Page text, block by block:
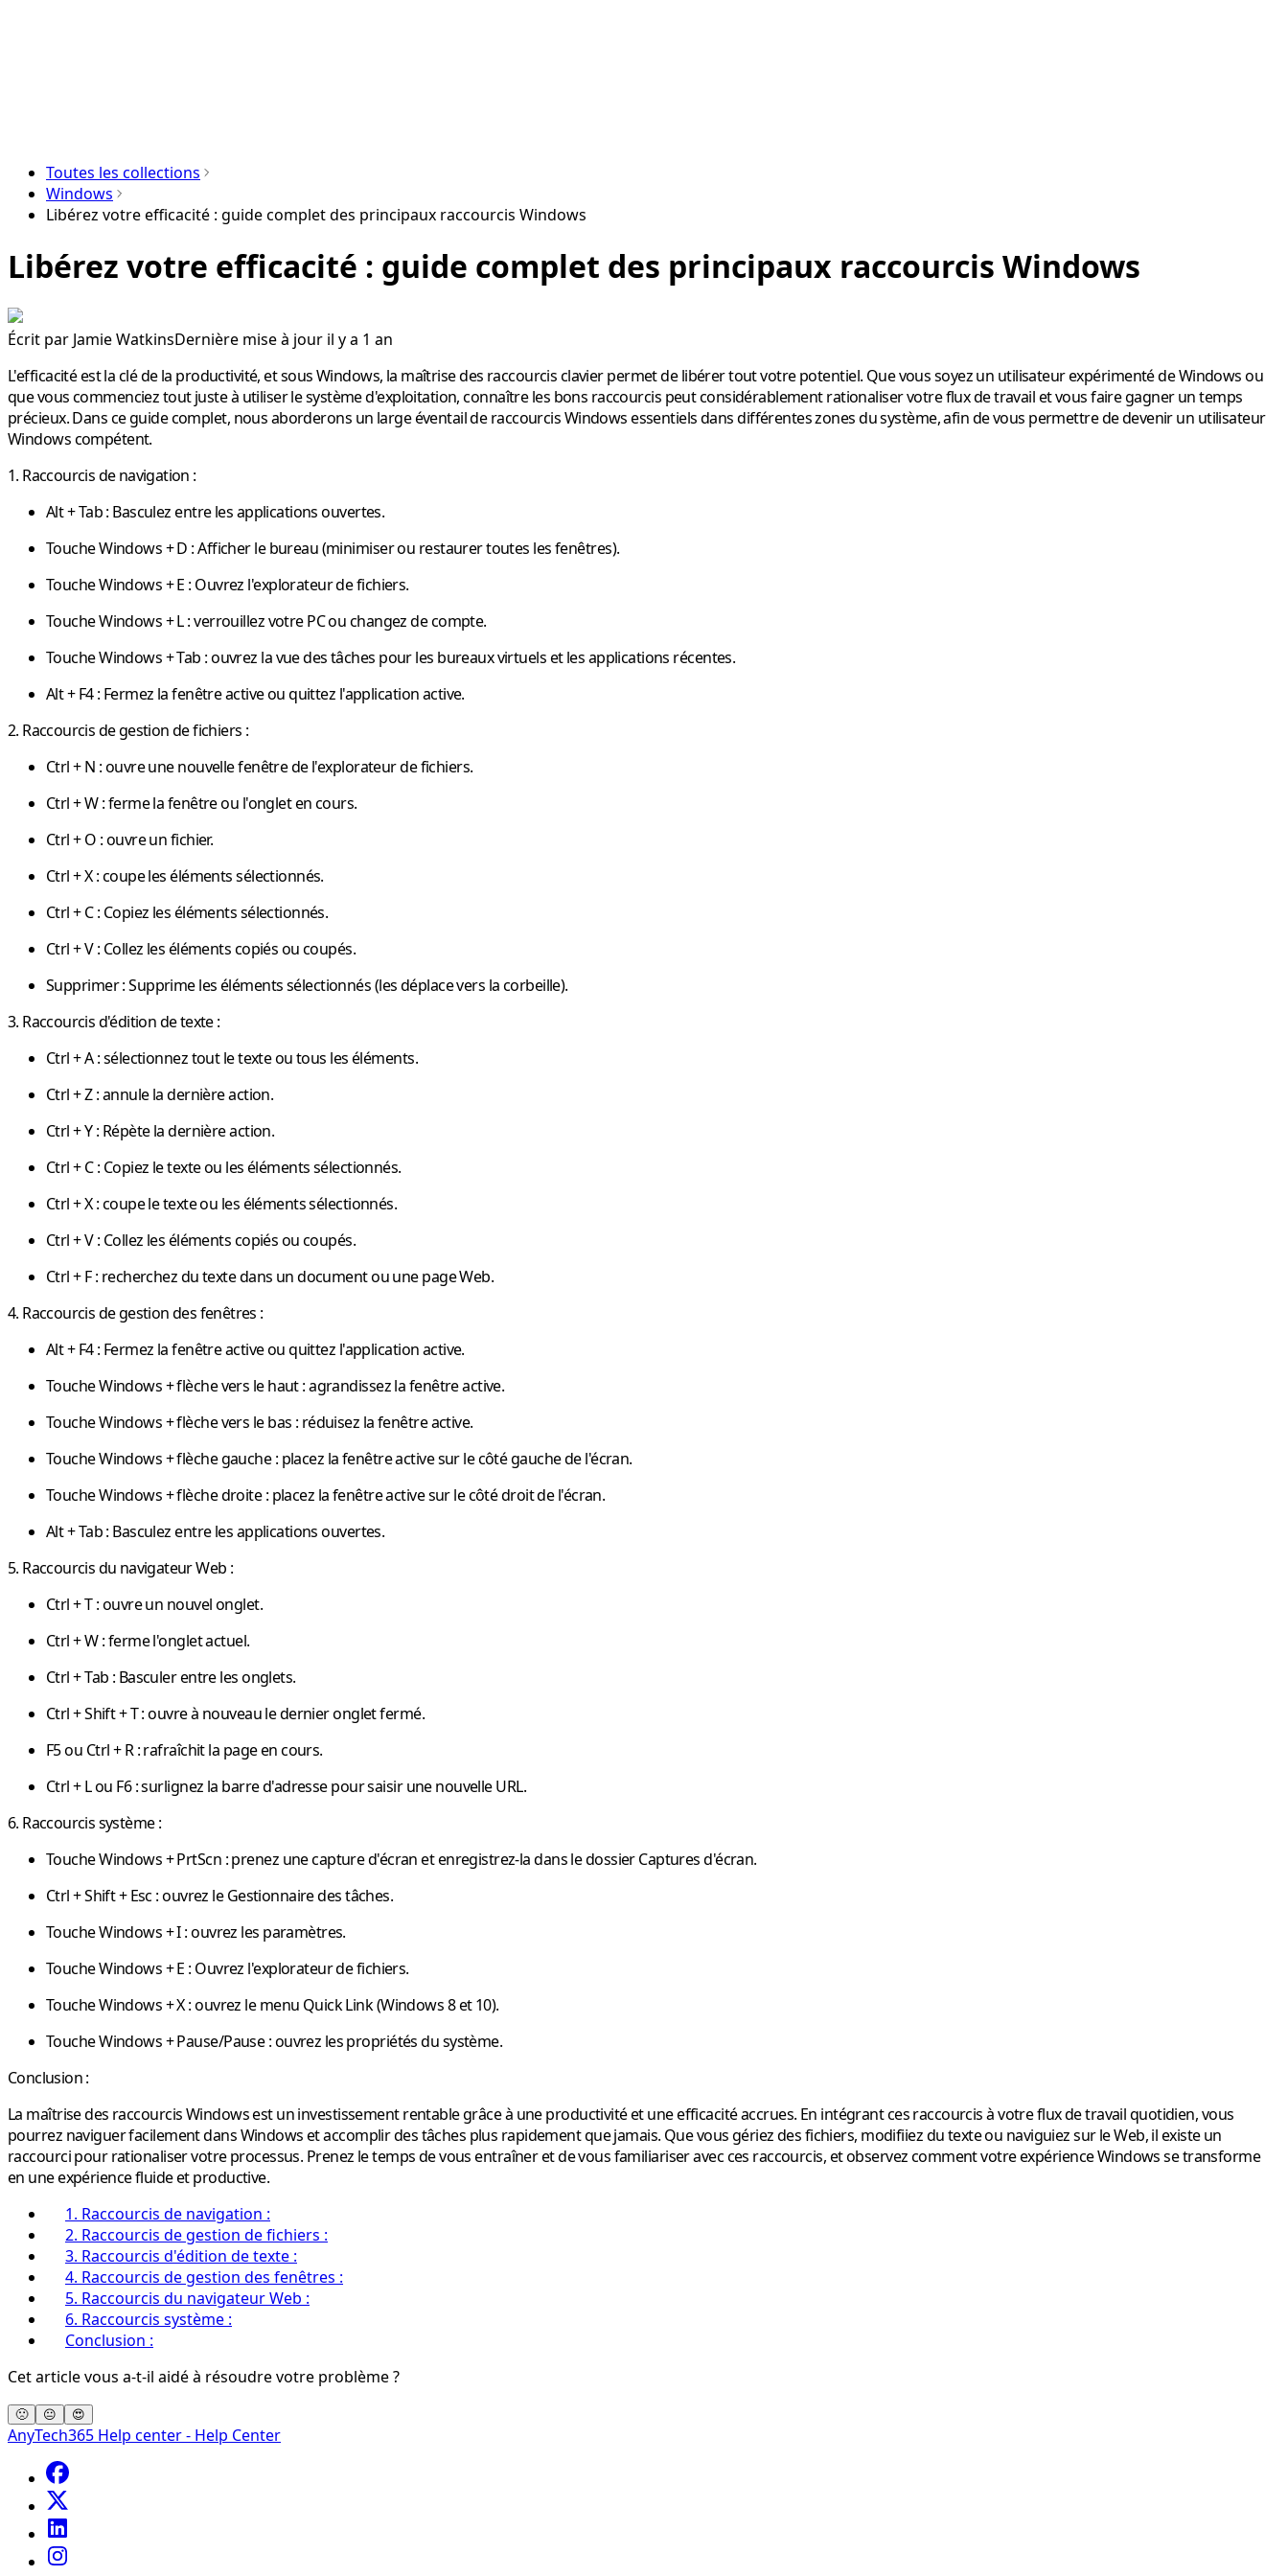
Toutes les collections
Windows
Libérez votre efficacité : guide complet des principaux raccourcis Windows
Libérez votre efficacité : guide complet des principaux raccourcis Windows
Écrit par Jamie WatkinsDernière mise à jour il y a 1 an
L'efficacité est la clé de la productivité, et sous Windows, la maîtrise des raccourcis clavier permet de libérer tout votre potentiel. Que vous soyez un utilisateur expérimenté de Windows ou
que vous commenciez tout juste à utiliser le système d'exploitation, connaître les bons raccourcis peut considérablement rationaliser votre flux de travail et vous faire gagner un temps
précieux. Dans ce guide complet, nous aborderons un large éventail de raccourcis Windows essentiels dans différentes zones du système, afin de vous permettre de devenir un utilisateur
Windows compétent.
1. Raccourcis de navigation :
Alt + Tab: Basculez entre les applications ouvertes.
Touche Windows + D : Afficher le bureau (minimiser ou restaurer toutes les fenêtres).
Touche Windows + E : Ouvrez l'explorateur de fichiers.
Touche Windows + L: verrouillez votre PC ou changez de compte.
Touche Windows + Tab : ouvrez la vue des tâches pour les bureaux virtuels et les applications récentes.
Alt + F4: Fermez la fenêtre active ou quittez l'application active.
2. Raccourcis de gestion de fichiers :
Ctrl + N : ouvre une nouvelle fenêtre de l'explorateur de fichiers.
Ctrl + W: ferme la fenêtre ou l'onglet en cours.
Ctrl + O : ouvre un fichier.
Ctrl + X: coupe les éléments sélectionnés.
Ctrl + C: Copiez les éléments sélectionnés.
Ctrl + V: Collez les éléments copiés ou coupés.
Supprimer: Supprime les éléments sélectionnés (les déplace vers la corbeille).
3. Raccourcis d'édition de texte :
Ctrl + A: sélectionnez tout le texte ou tous les éléments.
Ctrl + Z: annule la dernière action.
Ctrl + Y: Répète la dernière action.
Ctrl + C: Copiez le texte ou les éléments sélectionnés.
Ctrl + X: coupe le texte ou les éléments sélectionnés.
Ctrl + V: Collez les éléments copiés ou coupés.
Ctrl + F: recherchez du texte dans un document ou une page Web.
4. Raccourcis de gestion des fenêtres :
Alt + F4: Fermez la fenêtre active ou quittez l'application active.
Touche Windows + flèche vers le haut: agrandissez la fenêtre active.
Touche Windows + flèche vers le bas : réduisez la fenêtre active.
Touche Windows + flèche gauche: placez la fenêtre active sur le côté gauche de l'écran.
Touche Windows + flèche droite: placez la fenêtre active sur le côté droit de l'écran.
Alt + Tab: Basculez entre les applications ouvertes.
5. Raccourcis du navigateur Web :
Ctrl + T: ouvre un nouvel onglet.
Ctrl + W: ferme l'onglet actuel.
Ctrl + Tab : Basculer entre les onglets.
Ctrl + Shift + T: ouvre à nouveau le dernier onglet fermé.
F5 ou Ctrl + R: rafraîchit la page en cours.
Ctrl + L ou F6: surlignez la barre d'adresse pour saisir une nouvelle URL.
6. Raccourcis système :
Touche Windows + PrtScn : prenez une capture d'écran et enregistrez-la dans le dossier Captures d'écran.
Ctrl + Shift + Esc : ouvrez le Gestionnaire des tâches.
Touche Windows + I: ouvrez les paramètres.
Touche Windows + E : Ouvrez l'explorateur de fichiers.
Touche Windows + X: ouvrez le menu Quick Link (Windows 8 et 10).
Touche Windows + Pause/Pause: ouvrez les propriétés du système.
Conclusion :
La maîtrise des raccourcis Windows est un investissement rentable grâce à une productivité et une efficacité accrues. En intégrant ces raccourcis à votre flux de travail quotidien, vous
pourrez naviguer facilement dans Windows et accomplir des tâches plus rapidement que jamais. Que vous gériez des fichiers, modifiiez du texte ou naviguiez sur le Web, il existe un
raccourci pour rationaliser votre processus. Prenez le temps de vous entraîner et de vous familiariser avec ces raccourcis, et observez comment votre expérience Windows se transforme
en une expérience fluide et productive.
1. Raccourcis de navigation :
2. Raccourcis de gestion de fichiers :
3. Raccourcis d'édition de texte :
4. Raccourcis de gestion des fenêtres :
5. Raccourcis du navigateur Web :
6. Raccourcis système :
Conclusion :
Cet article vous a-t-il aidé à résoudre votre problème ?
🙁 😐 😍
AnyTech365 Help center - Help Center